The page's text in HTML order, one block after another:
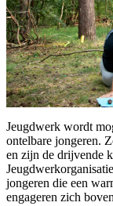
Jeugdwerk wordt
ontelbare jongeren.
en zijn de drijvende
jongeren die een
engageren zich